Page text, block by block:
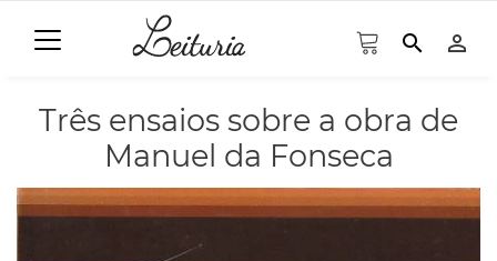
search person_outline
Três ensaios sobre a obra de
Manuel da Fonseca